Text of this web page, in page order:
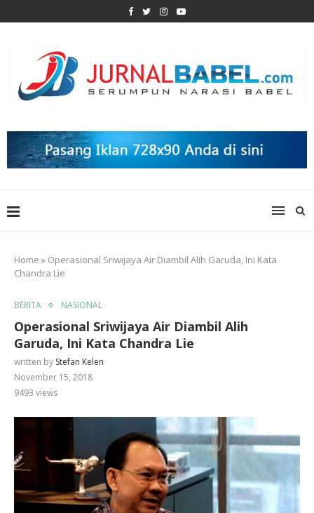
Home » Operasional Sriwijaya Air Diambil Alih Garuda, Ini Kata
Chandra Lie
BERITA NASIONAL
Operasional Sriwijaya Air Diambil Alih
Garuda, Ini Kata Chandra Lie
written by Stefan Kelen
November 15, 2018
9493 views